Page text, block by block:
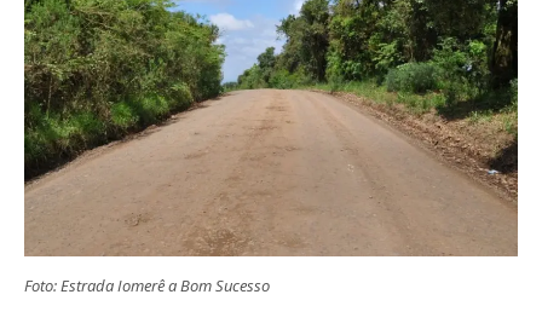
Foto: Estrada Iomerê a Bom Sucesso